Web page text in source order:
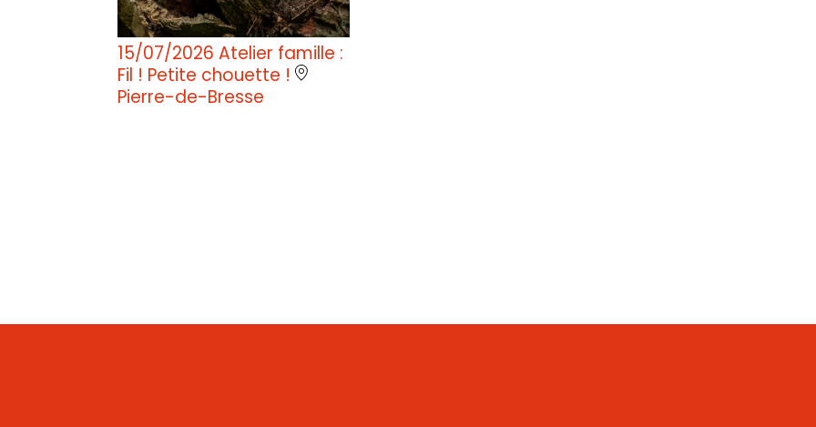
15/07/2026Atelier famille :
Fil ! Petite chouette !
Pierre-de-Bresse